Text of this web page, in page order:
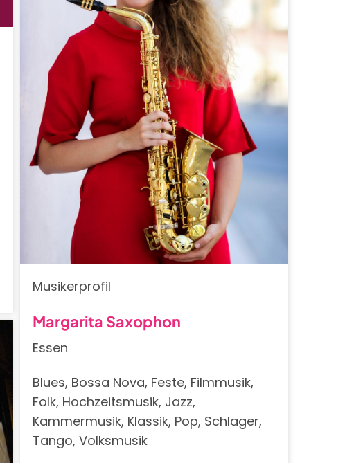
Musikerprofil
Margarita Saxophon
Essen
Blues, Bossa Nova, Feste, Filmmusik,
Folk, Hochzeitsmusik, Jazz,
Kammermusik, Klassik, Pop, Schlager,
Tango, Volksmusik